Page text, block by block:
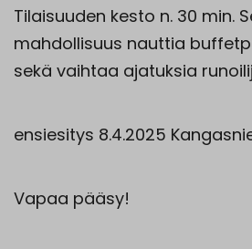
Tilaisuuden kesto n. 30 min.
mahdollisuus nauttia
sekä vaihtaa ajatuksia
ensiesitys 8.4.2025
Vapaa pääsy!